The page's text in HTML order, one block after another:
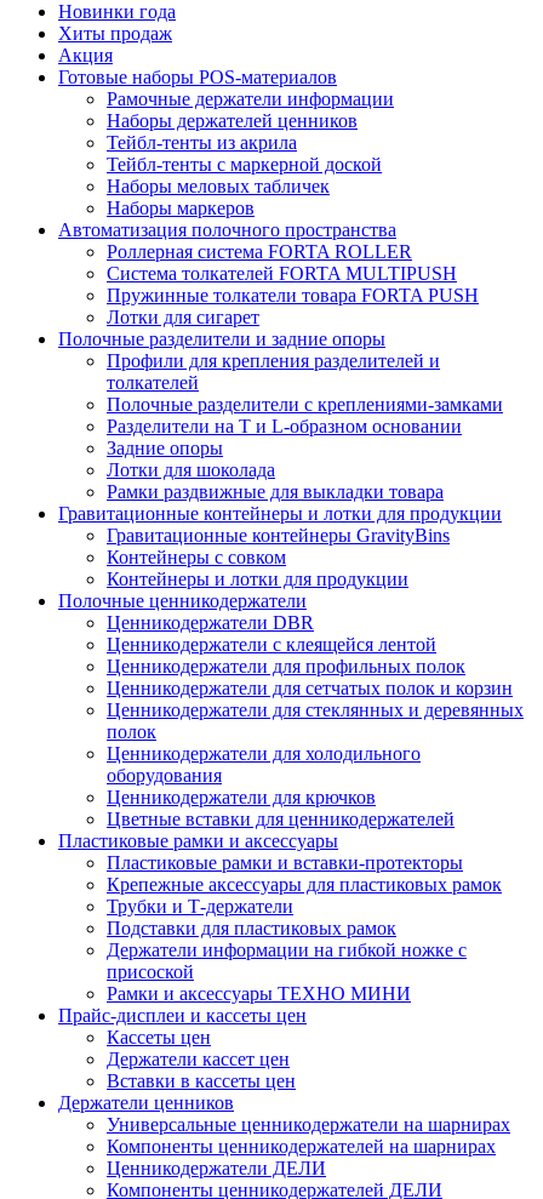
Новинки года
Хиты продаж
Акция
Готовые наборы POS-материалов
Рамочные держатели информации
Наборы держателей ценников
Тейбл-тенты из акрила
Тейбл-тенты с маркерной доской
Наборы меловых табличек
Наборы маркеров
Автоматизация полочного пространства
Роллерная система FORTA ROLLER
Система толкателей FORTA MULTIPUSH
Пружинные толкатели товара FORTA PUSH
Лотки для сигарет
Полочные разделители и задние опоры
Профили для крепления разделителей и
толкателей
Полочные разделители с креплениями-замками
Разделители на Т и L-образном основании
Задние опоры
Лотки для шоколада
Рамки раздвижные для выкладки товара
Гравитационные контейнеры и лотки для продукции
Гравитационные контейнеры GravityBins
Контейнеры с совком
Контейнеры и лотки для продукции
Полочные ценникодержатели
Ценникодержатели DBR
Ценникодержатели с клеящейся лентой
Ценникодержатели для профильных полок
Ценникодержатели для сетчатых полок и корзин
Ценникодержатели для стеклянных и деревянных
полок
Ценникодержатели для холодильного
оборудования
Ценникодержатели для крючков
Цветные вставки для ценникодержателей
Пластиковые рамки и аксессуары
Пластиковые рамки и вставки-протекторы
Крепежные аксессуары для пластиковых рамок
Трубки и Т-держатели
Подставки для пластиковых рамок
Держатели информации на гибкой ножке с
присоской
Рамки и аксессуары ТЕХНО МИНИ
Прайс-дисплеи и кассеты цен
Кассеты цен
Держатели кассет цен
Вставки в кассеты цен
Держатели ценников
Универсальные ценникодержатели на шарнирах
Компоненты ценникодержателей на шарнирах
Ценникодержатели ДЕЛИ
Компоненты ценникодержателей ДЕЛИ